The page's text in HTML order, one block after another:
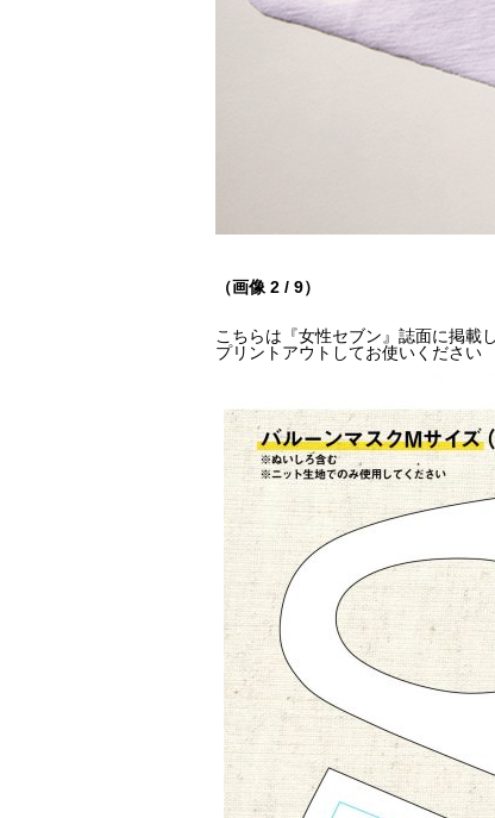
（画像 2 / 9）
こちらは『女性セブン』誌面に掲載
プリントアウトしてお使いください